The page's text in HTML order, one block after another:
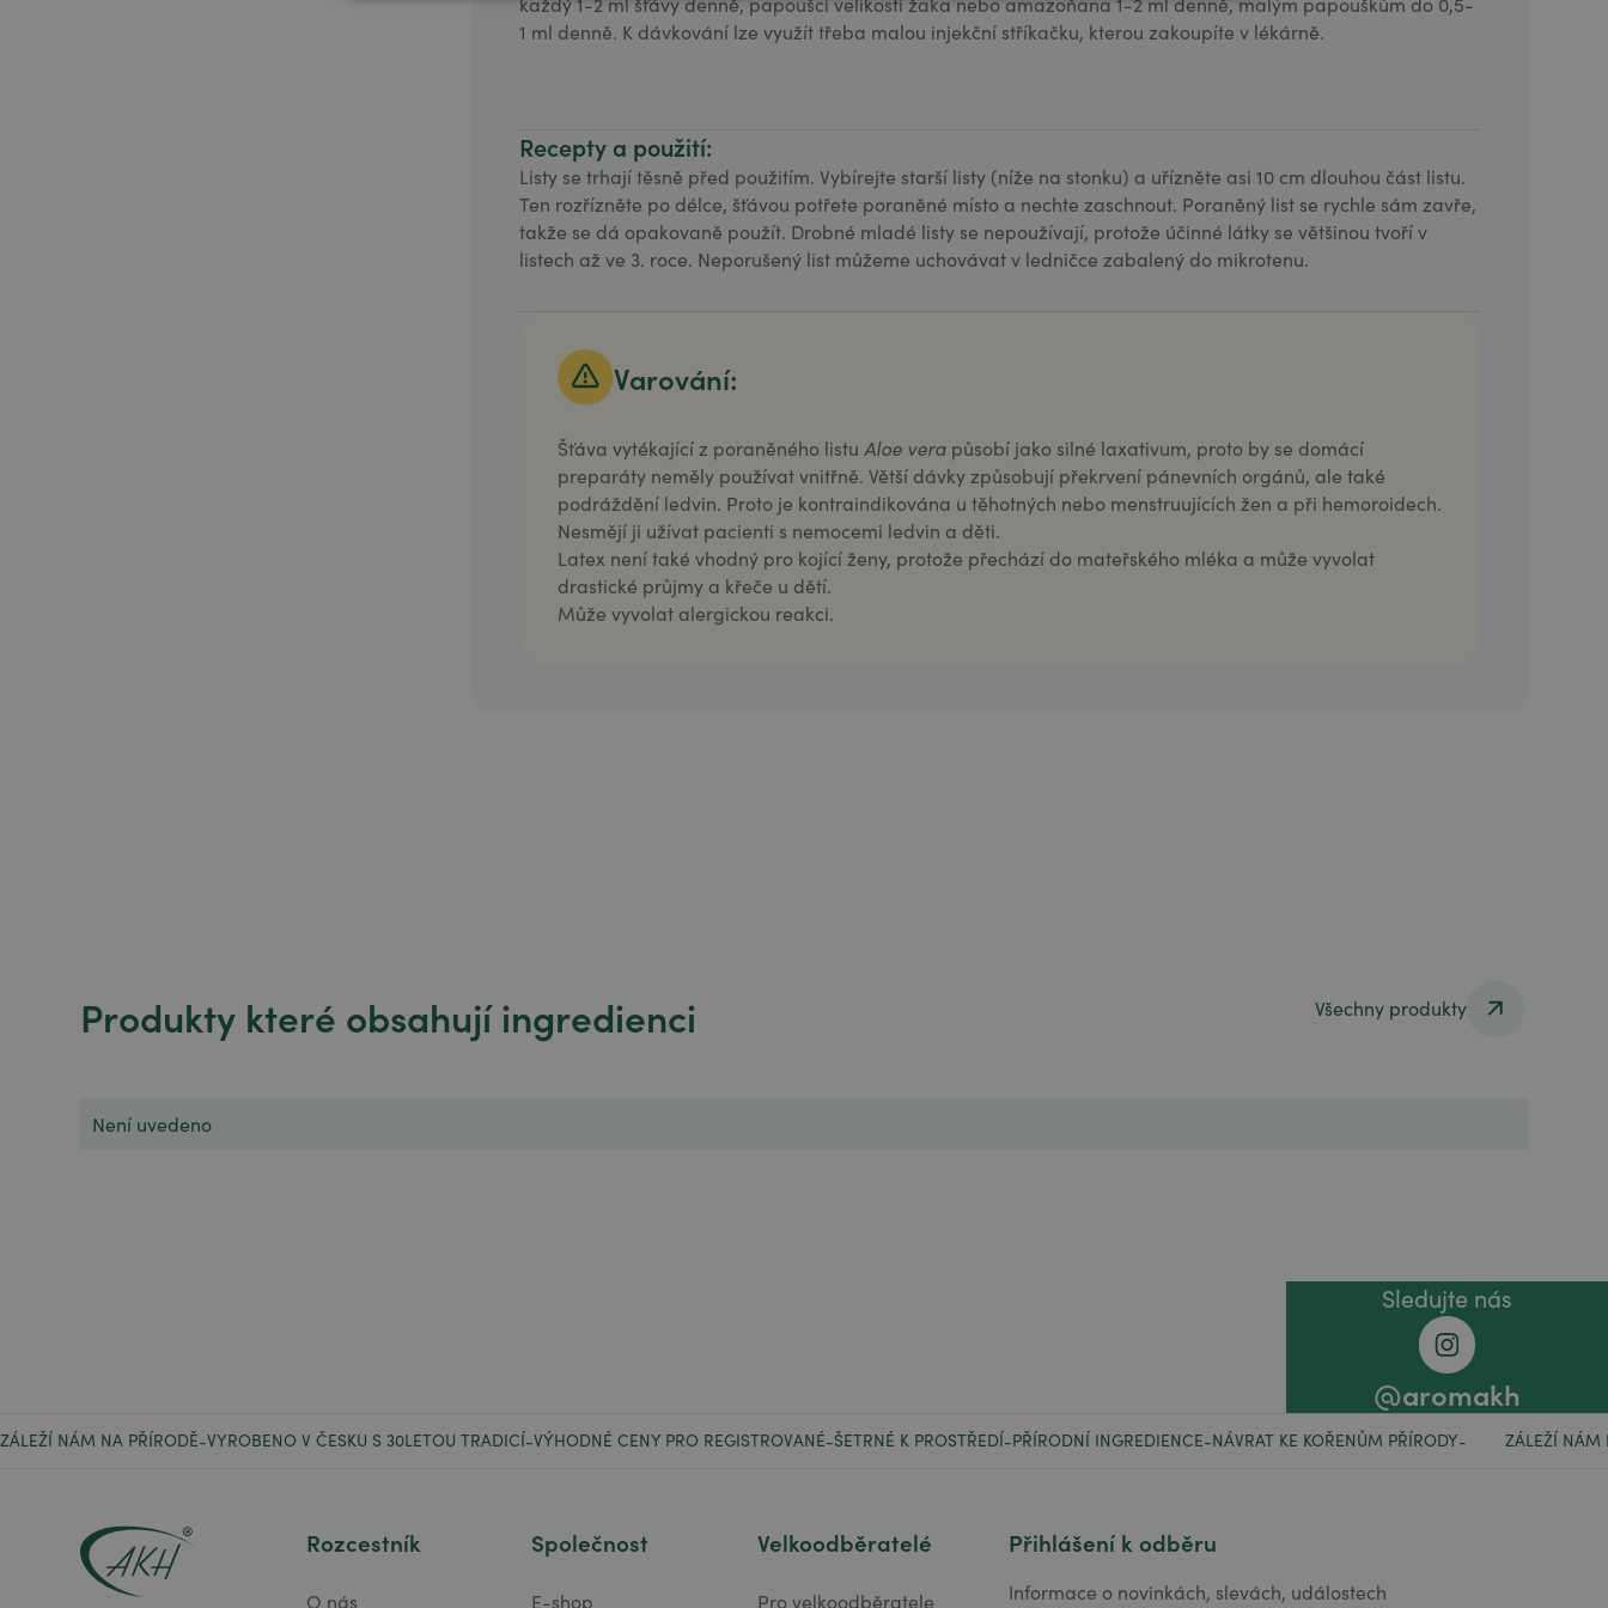
1 ml denně. K dávkování lze využít třeba malou injekční stříkačku, kterou zakoupíte v lékárně.
Recepty a použití:
Listy se trhají těsně před použitím. Vybírejte starší listy (níže na stonku) a uřízněte asi 10 cm dlouhou část listu.
Ten rozřízněte po délce, šťávou potřete poraněné místo a nechte zaschnout. Poraněný list se rychle sám zavře,
takže se dá opakovaně použít. Drobné mladé listy se nepoužívají, protože účinné látky se většinou tvoří v
listech až ve 3. roce. Neporušený list můžeme uchovávat v ledničce zabalený do mikrotenu.
Varování:
Šťáva vytékající z poraněného listu Aloe vera působí jako silné laxativum, proto by se domácí
preparáty neměly používat vnitřně. Větší dávky způsobují překrvení pánevních orgánů, ale také
podráždění ledvin. Proto je kontraindikována u těhotných nebo menstruujících žen a při hemoroidech.
Nesmějí ji užívat pacienti s nemocemi ledvin a děti.
Latex není také vhodný pro kojící ženy, protože přechází do mateřského mléka a může vyvolat
drastické průjmy a křeče u dětí.
Může vyvolat alergickou reakci.
Produkty které obsahují ingredienci
Všechny produkty
Není uvedeno
Sledujte nás
@aromakh
ZÁLEŽÍ NÁM NA PŘÍRODĚ-VYROBENO V ČESKU S 30LETOU TRADICÍ-VÝHODNÉ CENY PRO REGISTROVANÉ-ŠETRNÉ K PROSTŘEDÍ-PŘÍRODNÍ INGREDIENCE-NÁVRAT KE KOŘENŮM PŘÍRODY- ZÁLEŽÍ NÁM
Rozcestník
O nás
Společnost
E-shop
Velkoodběratelé
Pro velkoodběratele
Přihlášení k odběru
Informace o novinkách, slevách, událostech